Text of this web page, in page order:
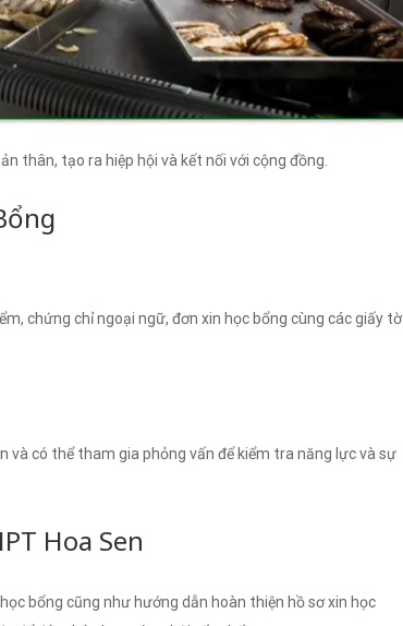
thân, tạo ra hiệp hội và kết nối với cộng đồng.
chứng chỉ ngoại ngữ, đơn xin học bổng cùng các giấy tờ
và có thể tham gia phỏng vấn để kiểm tra năng lực và sự
Hoa Sen
bổng cũng như hướng dẫn hoàn thiện hồ sơ xin học